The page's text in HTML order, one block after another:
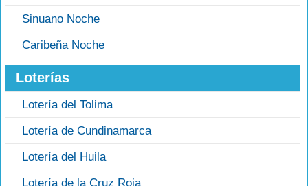
Sinuano Noche
Caribeña Noche
Loterías
Lotería del Tolima
Lotería de Cundinamarca
Lotería del Huila
Lotería de la Cruz Roja